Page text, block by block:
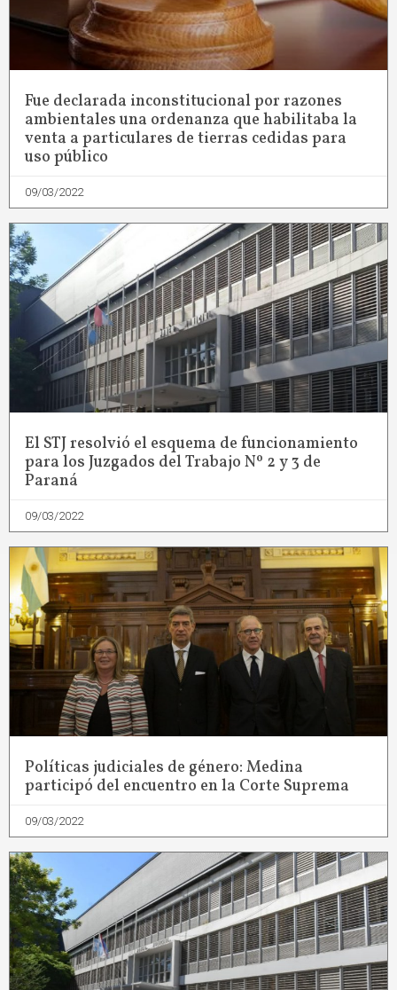
Fue declarada inconstitucional por razones
ambientales una ordenanza que habilitaba la
venta a particulares de tierras cedidas para
uso público
09/03/2022
El STJ resolvió el esquema de funcionamiento
para los Juzgados del Trabajo Nº 2 y 3 de
Paraná
09/03/2022
Políticas judiciales de género: Medina
participó del encuentro en la Corte Suprema
09/03/2022